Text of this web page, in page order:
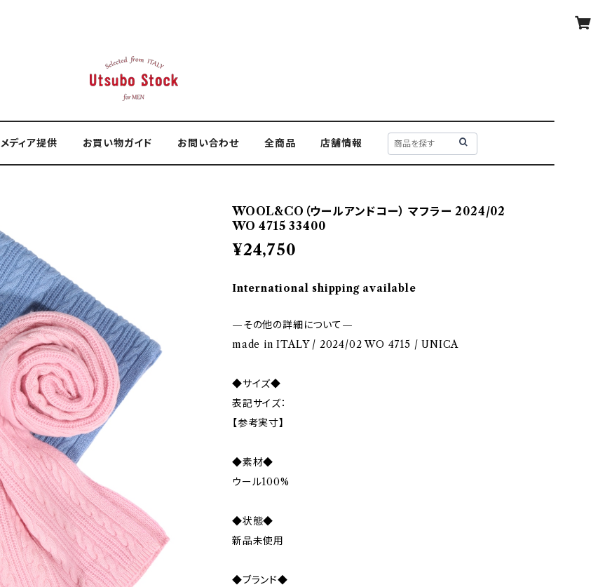
メディア提供 お買い物ガイド お問い合わせ 全商品 店舗情報
WOOL&CO（ウールアンドコー） マフラー 2024/02
WO 4715 33400
¥24,750
International shipping available
—その他の詳細について—
made in ITALY / 2024/02 WO 4715 / UNICA
◆サイズ◆
表記サイズ：
【参考実寸】
◆素材◆
ウール100%
◆状態◆
新品未使用
◆ブランド◆